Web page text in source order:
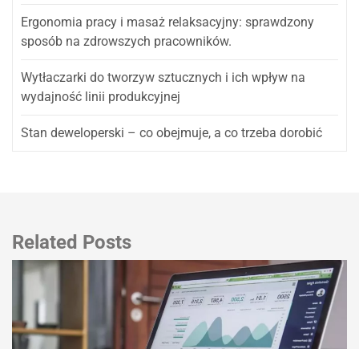
Ergonomia pracy i masaż relaksacyjny: sprawdzony
sposób na zdrowszych pracowników.
Wytłaczarki do tworzyw sztucznych i ich wpływ na
wydajność linii produkcyjnej
Stan deweloperski – co obejmuje, a co trzeba dorobić
Related Posts